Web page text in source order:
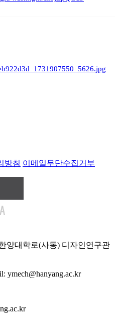
방침 이메일무단수집거부
양대학로(사동) 디자인연구관
ymech@hanyang.ac.kr